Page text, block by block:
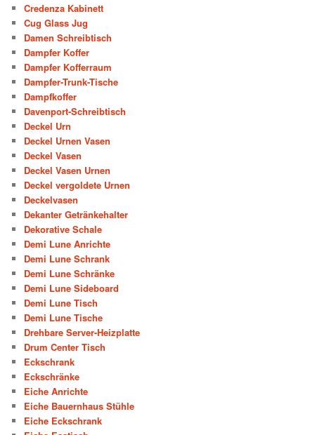
Credenza Kabinett
Cug Glass Jug
Damen Schreibtisch
Dampfer Koffer
Dampfer Kofferraum
Dampfer-Trunk-Tische
Dampfkoffer
Davenport-Schreibtisch
Deckel Urn
Deckel Urnen Vasen
Deckel Vasen
Deckel Vasen Urnen
Deckel vergoldete Urnen
Deckelvasen
Dekanter Getränkehalter
Dekorative Schale
Demi Lune Anrichte
Demi Lune Schrank
Demi Lune Schränke
Demi Lune Sideboard
Demi Lune Tisch
Demi Lune Tische
Drehbare Server-Heizplatte
Drum Center Tisch
Eckschrank
Eckschränke
Eiche Anrichte
Eiche Bauernhaus Stühle
Eiche Eckschrank